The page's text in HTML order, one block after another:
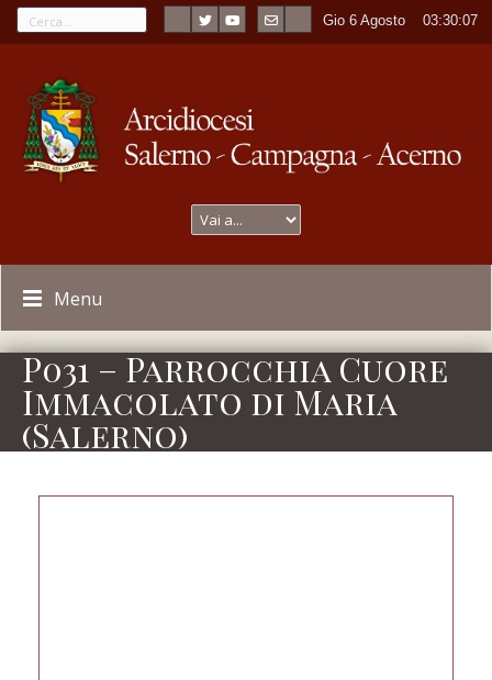
Gio 6 Agosto ----03:30:07
Menu
P031 – Parrocchia Cuore
Immacolato di Maria
(Salerno)